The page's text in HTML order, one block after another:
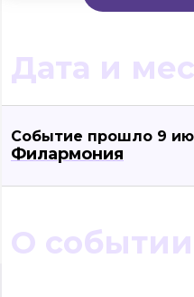
Дата и
Событие прошло 9
Филармония
О событии